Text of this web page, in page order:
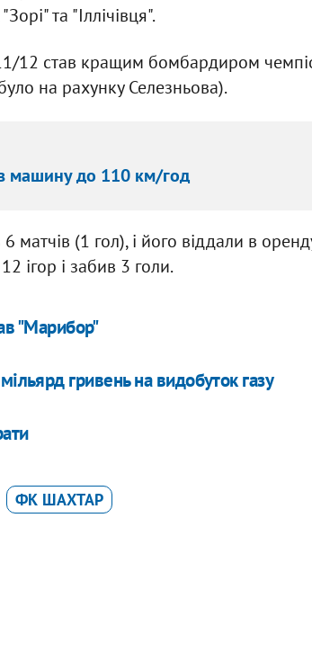
та "Іллічівця".
12 став кращим бомбардиром
на рахунку Селезньова).
машину до 110 км/год
(1 гол), і його віддали в оренду
ігор і забив 3 голи.
"Марибор"
гривень на видобуток газу
ФК ШАХТАР